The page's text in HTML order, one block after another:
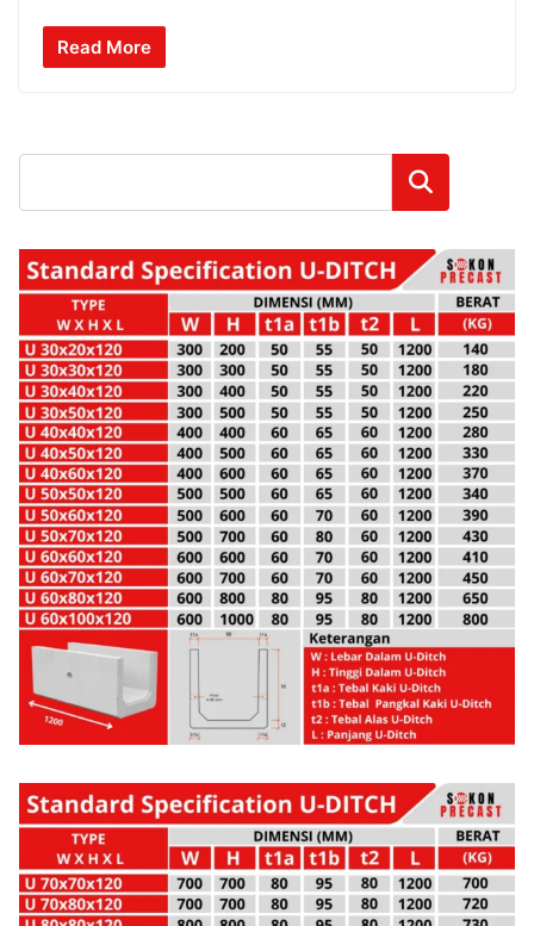
Read More
Cari